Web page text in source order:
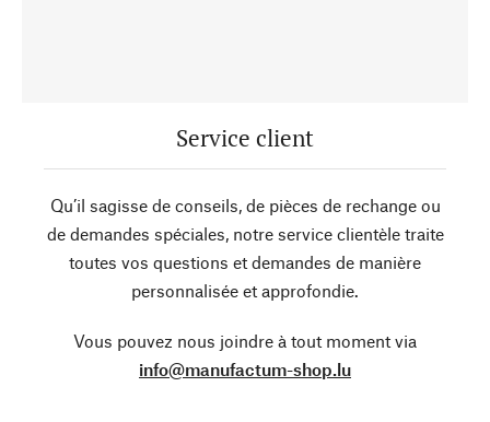
Service client
Qu’il sagisse de conseils, de pièces de rechange ou
de demandes spéciales, notre service clientèle traite
toutes vos questions et demandes de manière
personnalisée et approfondie.
Vous pouvez nous joindre à tout moment via
info@manufactum-shop.lu